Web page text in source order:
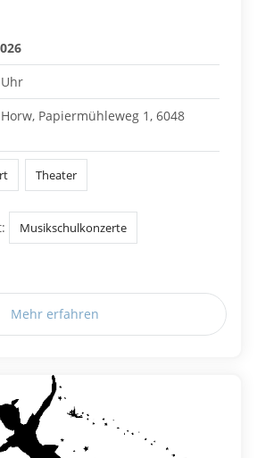
Papiermühleweg 1, 6048
Theater
Musikschulkonzerte
Mehr erfahren